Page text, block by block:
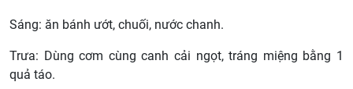
Sáng: ăn bánh ướt, chuối, nước chanh.
Trưa: Dùng cơm cùng canh cải ngọt, tráng miệng bằng 1
quả táo.